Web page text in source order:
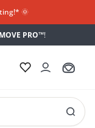
🌞
PRO™!